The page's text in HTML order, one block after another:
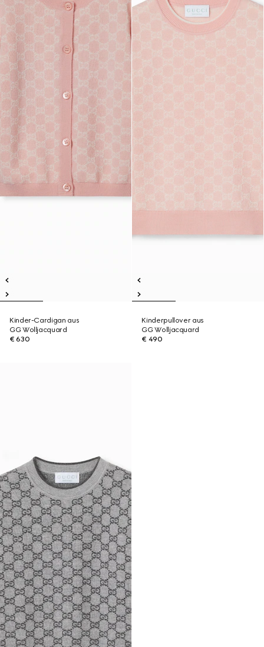
Kinder-Cardigan aus
GG Wolljacquard
€ 630
Kinderpullover aus
GG Wolljacquard
€ 490